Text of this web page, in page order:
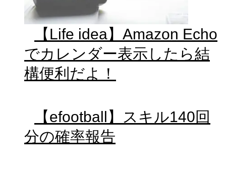
【Life idea】Amazon Echo
でカレンダー表示したら結
構便利だよ！
【efootball】スキル140回
分の確率報告